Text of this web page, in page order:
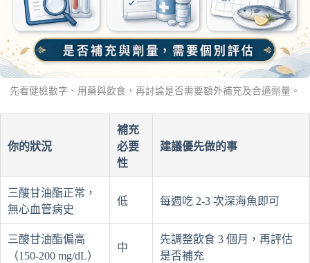
先看健檢數字、用藥與飲食，再討論是否需要額外補充及合適劑量。
你的狀況
補充
必要
性
建議優先做的事
三酸甘油酯正常，
無心血管病史
低 每週吃 2-3 次深海魚即可
三酸甘油酯偏高
（150-200 mg/dL）
中
先調整飲食 3 個月，再評估
是否補充